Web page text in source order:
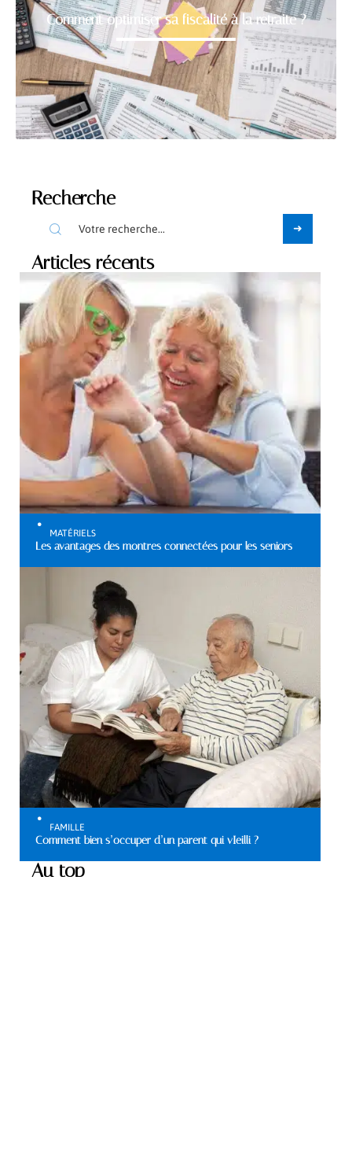
Comment optimiser sa fiscalité à la retraite ?
Recherche
Articles récents
MATÉRIELS
Les avantages des montres connectées pour les seniors
FAMILLE
Comment bien s’occuper d’un parent qui vIeilli ?
Au top